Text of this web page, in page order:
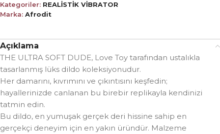
Kategoriler: REALİSTİK VİBRATOR
Marka: Afrodit
Açıklama
THE ULTRA SOFT DUDE, Love Toy tarafından ustalıkla
tasarlanmış lüks dildo koleksiyonudur.
Her damarını, kıvrımını ve çıkıntısını keşfedin;
hayallerinizde canlanan bu birebir replikayla kendinizi
tatmin edin.
Bu dildo, en yumuşak gerçek deri hissine sahip en
gerçekçi deneyim için en yakın üründür. Malzeme